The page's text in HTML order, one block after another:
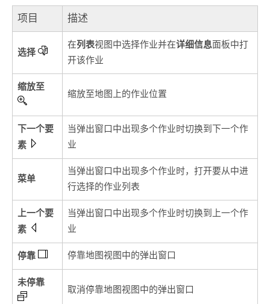
项目 描述
选择
在列表视图中选择作业并在详细信息面板中打
开该作业
缩放至
缩放至地图上的作业位置
下一个要
素
当弹出窗口中出现多个作业时切换到下一个作
业
菜单
当弹出窗口中出现多个作业时，打开要从中进
行选择的作业列表
上一个要
素
当弹出窗口中出现多个作业时切换到上一个作
业
停靠 停靠地图视图中的弹出窗口
未停靠
取消停靠地图视图中的弹出窗口